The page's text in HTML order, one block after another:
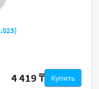
4 419 ₸ Купить